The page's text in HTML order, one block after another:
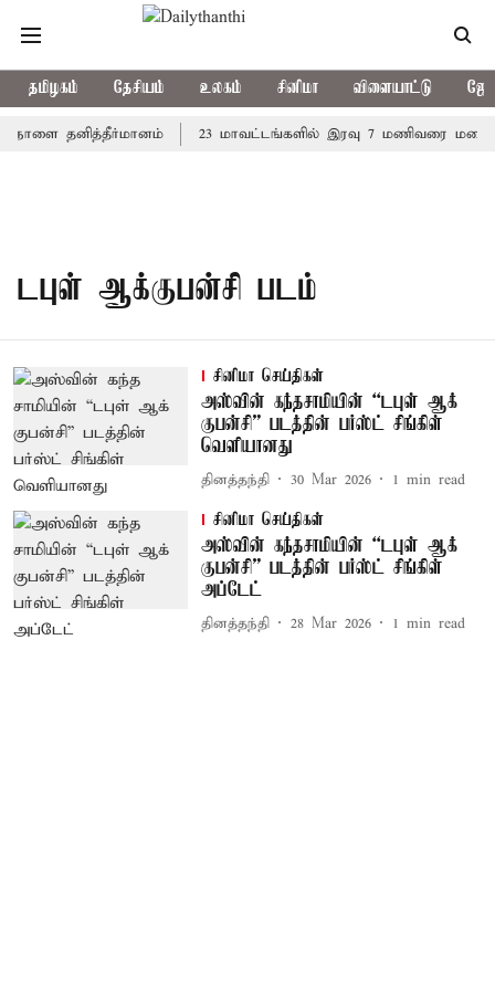
தமிழகம் தேசியம் உலகம் சினிமா விளையாட்டு
நாளை தனித்தீர்மானம் 23 மாவட்டங்களில் இரவு 7 மணிவரை மழை
டபுள் ஆக்​குபன்​சி படம்
சினிமா செய்திகள்
அஸ்​வின் கந்​த​சாமியின் “டபுள் ஆக்​
குபன்​சி” படத்தின் பர்ஸ்ட் சிங்கிள்
வெளியானது
தினத்தந்தி 30 Mar 2026 1 min read
சினிமா செய்திகள்
அஸ்​வின் கந்​த​சாமியின் “டபுள் ஆக்​
குபன்​சி” படத்தின் பர்ஸ்ட் சிங்கிள்
அப்டேட்
தினத்தந்தி 28 Mar 2026 1 min read